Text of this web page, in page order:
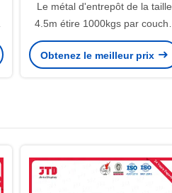
Le métal d'entrepôt de la taille
4.5m étire 1000kgs par couche
pour le supermarché
Obtenez le meilleur prix